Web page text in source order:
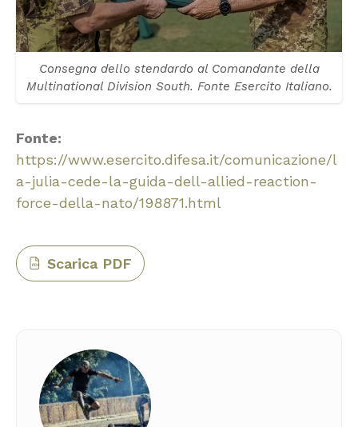
Consegna dello stendardo al Comandante della
Multinational Division South. Fonte Esercito Italiano.
Fonte:
https://www.esercito.difesa.it/comunicazione/l
a-julia-cede-la-guida-dell-allied-reaction-
force-della-nato/198871.html
PDF Scarica PDF